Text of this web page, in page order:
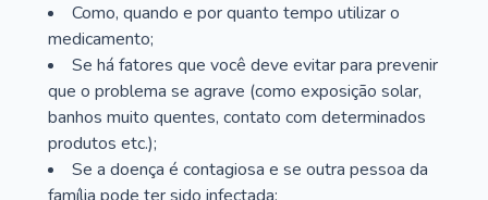
Como, quando e por quanto tempo utilizar o
medicamento;
Se há fatores que você deve evitar para prevenir
que o problema se agrave (como exposição solar,
banhos muito quentes, contato com determinados
produtos etc.);
Se a doença é contagiosa e se outra pessoa da